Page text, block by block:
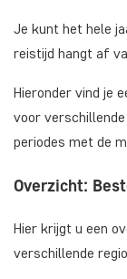
Je kunt het hele
reistijd hangt af
Hieronder vind je
voor verschillende
periodes met de
Overzicht:
Hier krijgt u een
verschillende